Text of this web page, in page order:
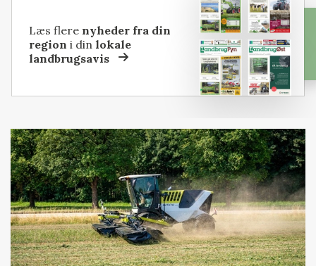
Læs flere nyheder fra din
region i dinlokale
landbrugsavis